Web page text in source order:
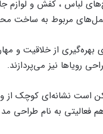
لباس ، کفش و لوازم
مربوط به ساخت
بهره‌گیری از خلاقیت و
رویاها نیز می‌پردازند.
است نشانه‌ای کوچک از
فعالیتی به نام